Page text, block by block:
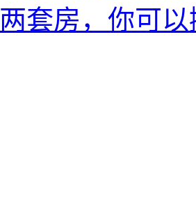
两套房，你可